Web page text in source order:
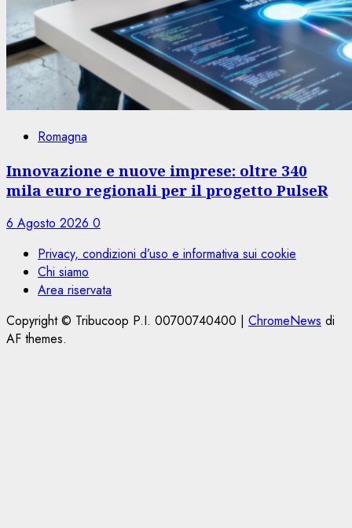
Romagna
Innovazione e nuove imprese: oltre 340
mila euro regionali per il progetto PulseR
6 Agosto 2026 0
Privacy, condizioni d’uso e informativa sui cookie
Chi siamo
Area riservata
Copyright © Tribucoop P.I. 00700740400 | ChromeNews di
AF themes.